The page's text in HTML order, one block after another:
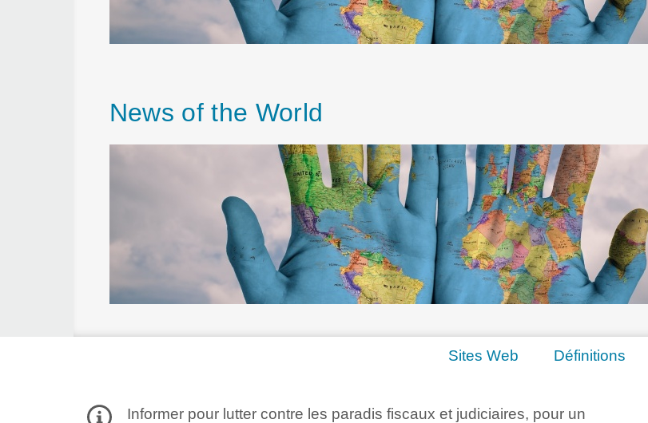
News of the World
Sites Web Définitions
Informer pour lutter contre les paradis fiscaux et judiciaires, pour un